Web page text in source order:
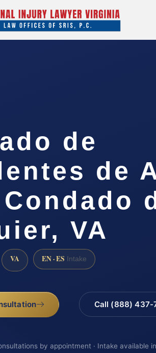
de
de
VA
VA EN · ES Intake
Call (888) 437-
by appointment · Intake available